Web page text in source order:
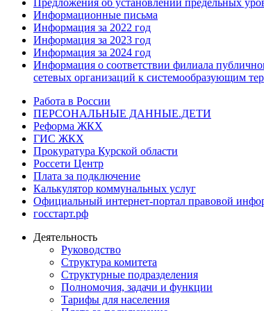
Информационные письма
Информация за 2022 год
Информация за 2023 год
Информация за 2024 год
Информация о соответствии филиала
сетевых организаций к системообразующим
Работа в России
ПЕРСОНАЛЬНЫЕ ДАННЫЕ.ДЕТИ
Реформа ЖКХ
ГИС ЖКХ
Прокуратура Курской области
Россети Центр
Плата за подключение
Калькулятор коммунальных услуг
Официальный интернет-портал правовой
госстарт.рф
Деятельность
Руководство
Структура комитета
Структурные подразделения
Полномочия, задачи и функции
Тарифы для населения